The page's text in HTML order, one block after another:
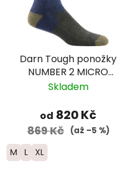
Darn Tough ponožky
NUMBER 2 MICRO
CREW Midweight
modré
Skladem
od 820 Kč
869 Kč (až –5 %)
M L XL